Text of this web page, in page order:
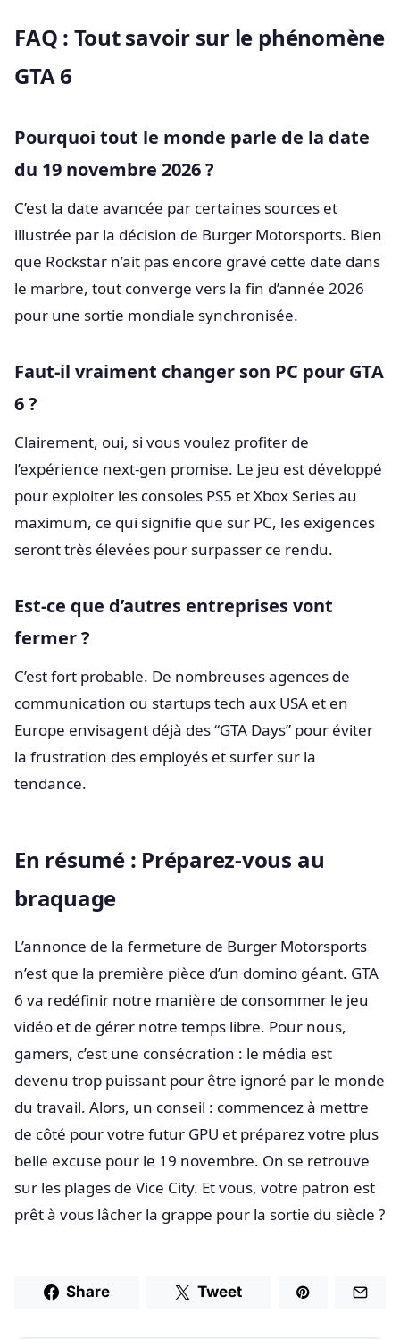
FAQ : Tout savoir sur le phénomène
GTA 6
Pourquoi tout le monde parle de la date
du 19 novembre 2026 ?
C’est la date avancée par certaines sources et
illustrée par la décision de Burger Motorsports. Bien
que Rockstar n’ait pas encore gravé cette date dans
le marbre, tout converge vers la fin d’année 2026
pour une sortie mondiale synchronisée.
Faut-il vraiment changer son PC pour GTA
6 ?
Clairement, oui, si vous voulez profiter de
l’expérience next-gen promise. Le jeu est développé
pour exploiter les consoles PS5 et Xbox Series au
maximum, ce qui signifie que sur PC, les exigences
seront très élevées pour surpasser ce rendu.
Est-ce que d’autres entreprises vont
fermer ?
C’est fort probable. De nombreuses agences de
communication ou startups tech aux USA et en
Europe envisagent déjà des “GTA Days” pour éviter
la frustration des employés et surfer sur la
tendance.
En résumé : Préparez-vous au
braquage
L’annonce de la fermeture de Burger Motorsports
n’est que la première pièce d’un domino géant. GTA
6 va redéfinir notre manière de consommer le jeu
vidéo et de gérer notre temps libre. Pour nous,
gamers, c’est une consécration : le média est
devenu trop puissant pour être ignoré par le monde
du travail. Alors, un conseil : commencez à mettre
de côté pour votre futur GPU et préparez votre plus
belle excuse pour le 19 novembre. On se retrouve
sur les plages de Vice City. Et vous, votre patron est
prêt à vous lâcher la grappe pour la sortie du siècle ?
Share Tweet